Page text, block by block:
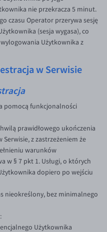
nie przekracza 5 minut.
czasu Operator przerywa sesję
(sesja wygasa), co
Użytkownika z
w Serwisie
pomocą funkcjonalności
prawidłowego ukończenia
z zastrzeżeniem że
warunków
w § 7 pkt 1. Usługi, o których
dopiero po wejściu
nieokreślony, bez minimalnego
Użytkownika